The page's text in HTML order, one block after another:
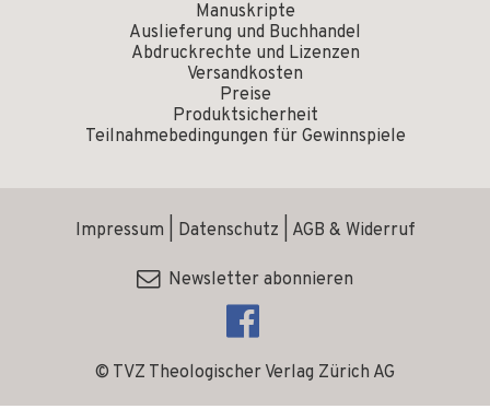
Manuskripte
Auslieferung und Buchhandel
Abdruckrechte und Lizenzen
Versandkosten
Preise
Produktsicherheit
Teilnahmebedingungen für Gewinnspiele
© TVZ Theologischer Verlag Zürich AG
Impressum Datenschutz AGB & Widerruf
Newsletter abonnieren